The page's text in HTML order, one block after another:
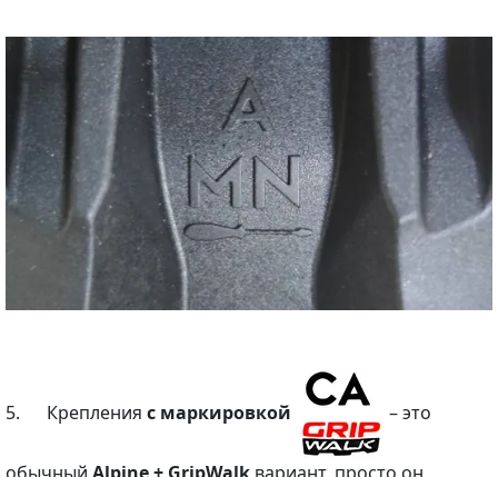
5. Крепления с маркировкой – это